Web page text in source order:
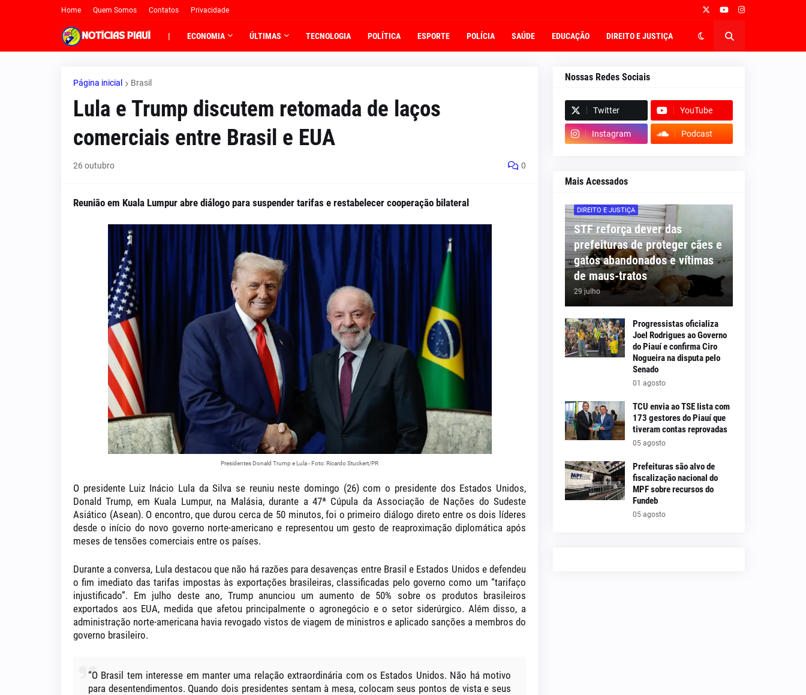
Home Quem Somos Contatos Privacidade
| ECONOMIA ÚLTIMAS TECNOLOGIA POLÍTICA ESPORTE POLÍCIA SAÚDE EDUCAÇÃO DIREITO E JUSTIÇA
Página inicial Brasil
Lula e Trump discutem retomada de laços
comerciais entre Brasil e EUA
26 outubro 0
Reunião em Kuala Lumpur abre diálogo para suspender tarifas e restabelecer cooperação bilateral
Presidentes Donald Trump e Lula - Foto: Ricardo Stuckert/PR
O presidente Luiz Inácio Lula da Silva se reuniu neste domingo (26) com o presidente dos Estados Unidos,
Donald Trump, em Kuala Lumpur, na Malásia, durante a 47ª Cúpula da Associação de Nações do Sudeste
Asiático (Asean). O encontro, que durou cerca de 50 minutos, foi o primeiro diálogo direto entre os dois líderes
desde o início do novo governo norte-americano e representou um gesto de reaproximação diplomática após
meses de tensões comerciais entre os países.
Durante a conversa, Lula destacou que não há razões para desavenças entre Brasil e Estados Unidos e defendeu
ofim imediato das tarifas impostas às exportações brasileiras, classificadas pelo governo como um “tarifaço
injustificado”. Em julho deste ano, Trump anunciou um aumento de 50% sobre os produtos brasileiros
exportados aos EUA, medida que afetou principalmente o agronegócio e o setor siderúrgico. Além disso, a
administração norte-americana havia revogado vistos de viagem de ministros e aplicado sanções a membros do
governo brasileiro.
“O Brasil tem interesse em manter uma relação extraordinária com os Estados Unidos. Não há motivo
para desentendimentos. Quando dois presidentes sentam à mesa, colocam seus pontos de vista e seus
Nossas Redes Sociais
Twitter YouTube
Instagram Podcast
Mais Acessados
DIREITO E JUSTIÇA
STF reforça dever das
prefeituras de proteger cães e
gatos abandonados e vítimas
de maus-tratos
29 julho
Progressistas oficializa
Joel Rodrigues ao Governo
do Piauí e confirma Ciro
Nogueira na disputa pelo
Senado
01 agosto
TCU envia ao TSE lista com
173 gestores do Piauí que
tiveram contas reprovadas
05 agosto
Prefeituras são alvo de
fiscalização nacional do
MPF sobre recursos do
Fundeb
05 agosto